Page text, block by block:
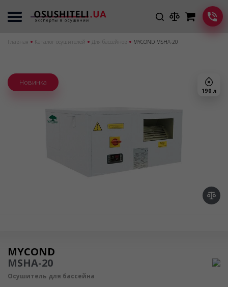
Главная Каталог осушителей Для бассейнов MYCOND MSHA-20
190 л
Новинка
Осушитель воздуха
MYCOND
MSHA-20
Осушитель для бассейна